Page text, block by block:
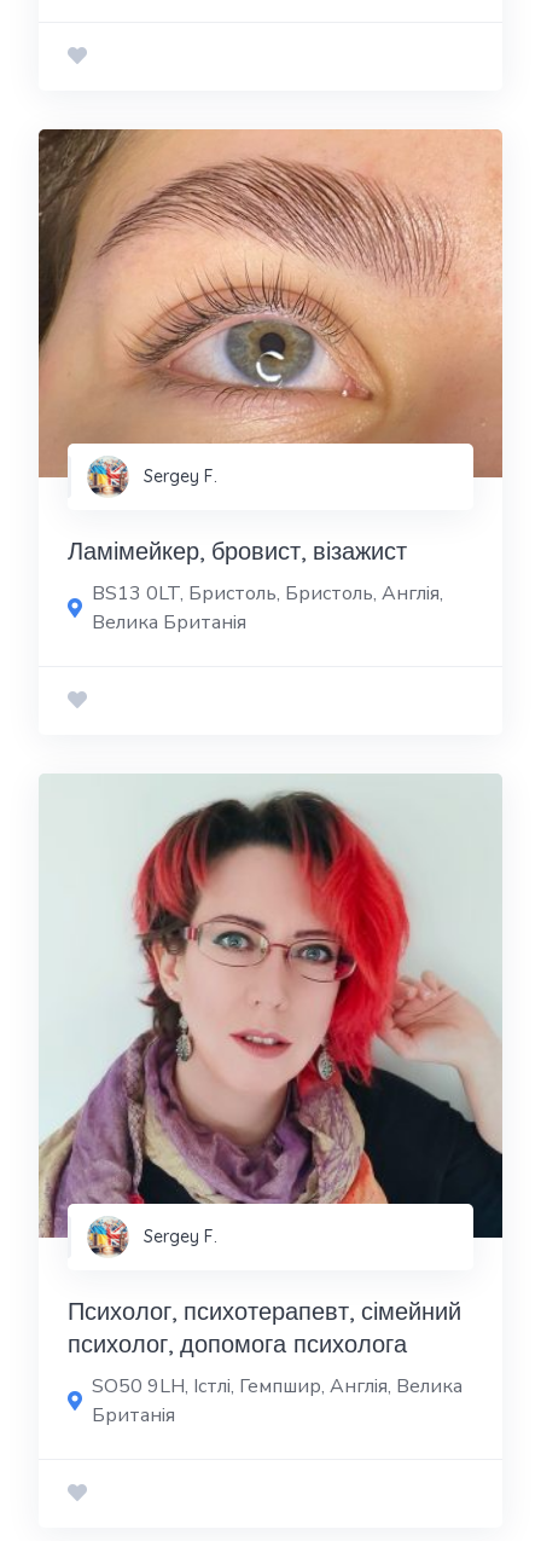
Sergey F.
Ламімейкер, бровист, візажист
BS13 0LT, Бристоль, Бристоль, Англія,
Велика Британія
Sergey F.
Психолог, психотерапевт, сімейний
психолог, допомога психолога
SO50 9LH, Істлі, Гемпшир, Англія, Велика
Британія